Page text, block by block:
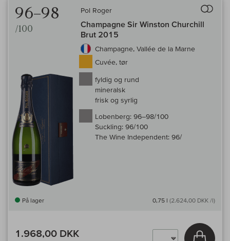
96–98
/100
Pol Roger
Champagne Sir Winston Churchill
Brut 2015
Champagne, Vallée de la Marne
Cuvée, tør
fyldig og rund
mineralsk
frisk og syrlig
Lobenberg: 96–98/100
Suckling: 96/100
The Wine Independent: 96/
På lager 0,75 l (2.624,00 DKK /l)
1.968,00 DKK Læg i